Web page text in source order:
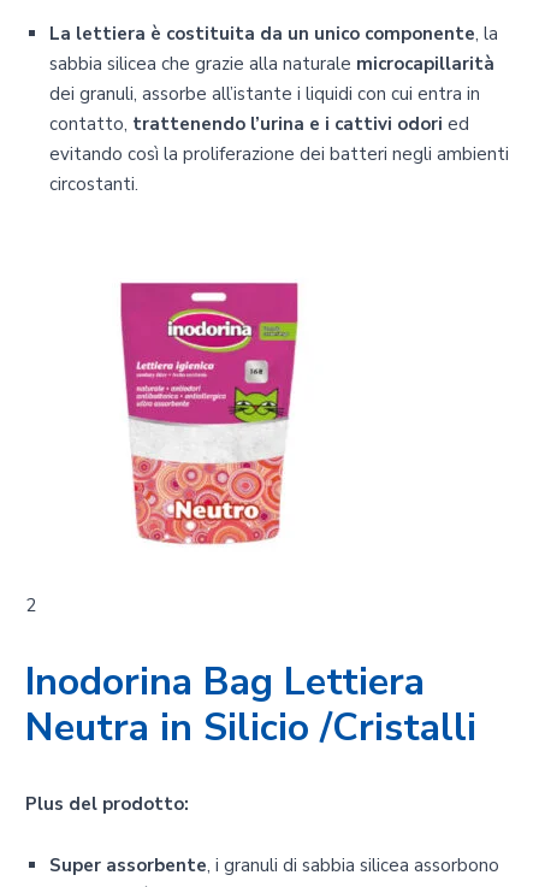
La lettiera è costituita da un unico componente, la
sabbia silicea che grazie alla naturale microcapillarità
dei granuli, assorbe all’istante i liquidi con cui entra in
contatto, trattenendo l’urina e i cattivi odori ed
evitando così la proliferazione dei batteri negli ambienti
circostanti.
2
Inodorina Bag Lettiera
Neutra in Silicio /Cristalli
Plus del prodotto:
Super assorbente, i granuli di sabbia silicea assorbono